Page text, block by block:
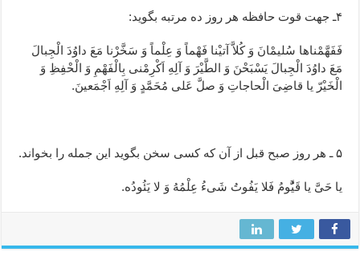
۴ـ جهت قوت حافظه هر روز ده مرتبه بگوید:
فَفَهَّمْناها سُلیمْانَ وَ کُلاَّ آتیْنا فَهْماً وَ عِلْماً وَ سَخَّرْنا مَعَ داوُدَ الْجِبالَ
مَعَ داوُدَ الْجِبالَ یَسْبَحْنَ وَ الطَّیْرَ وَ آلِهِ اَکْرِمْنی بِالْفَهْمِ وَ الْحْفِظِ وَ
الْخَیْرّ یا قاضِیَ الْحاجاتِ وَ صلَّ عَلی مُحَمَّدٍ وَ آلِهِ اَجْمَعینَ.
۵ ـ هر روز صبح قبل از آن که کسی سخن بگوید این جمله را بخواند.
یا حَیَّ یا قَیَُّومُ فَلا یَفُوتُ شَیءُ عِلْمُهُ وَ لا یَئُودُه.